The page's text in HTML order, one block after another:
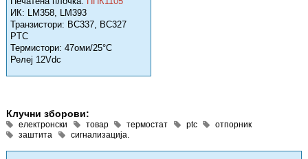
ИК: LM358, LM393
Транзистори: BC337, BC327
PTC
Термистори: 47оми/25°C
Релеј 12Vdc
Клучни зборови:
електронски товар термостат ptc
отпорник
заштита
сигнализација.